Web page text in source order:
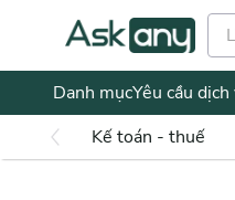
Danh mụcYêu cầu dịch
Kế toán - thuế